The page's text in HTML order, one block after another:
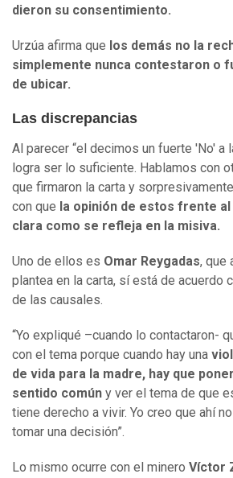
dieron su consentimiento.
Urzúa afirma que los demás no la
simplemente nunca contestaron o
de ubicar.
Las discrepancias
Al parecer “el decimos un fuerte 'No' a
logra ser lo suficiente. Hablamos con
que firmaron la carta y
con que la opinión de estos frente
clara como se refleja en la misiva.
Uno de ellos es Omar Reygadas, que
plantea en la carta, sí está de acuerdo
de las causales.
“Yo expliqué –cuando lo contactaron-
con el tema porque cuando hay una
de vida para la madre, hay que
sentido común y ver el tema de que
tiene derecho a vivir. Yo creo que ahí
tomar una decisión”.
Lo mismo ocurre con el minero Víctor